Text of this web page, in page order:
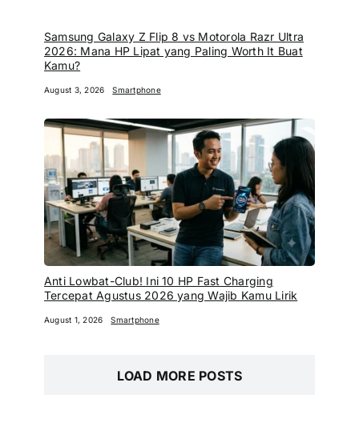
Samsung Galaxy Z Flip 8 vs Motorola Razr Ultra
2026: Mana HP Lipat yang Paling Worth It Buat
Kamu?
August 3, 2026 Smartphone
Anti Lowbat-Club! Ini 10 HP Fast Charging
Tercepat Agustus 2026 yang Wajib Kamu Lirik
August 1, 2026 Smartphone
LOAD MORE POSTS